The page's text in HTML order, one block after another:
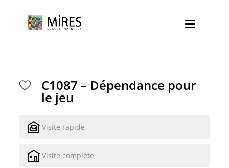
C1087 – Dépendance pour
le jeu
Visite rapide
Visite complète